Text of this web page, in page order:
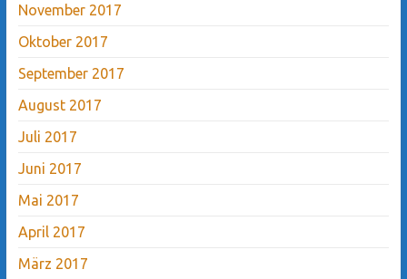
November 2017
Oktober 2017
September 2017
August 2017
Juli 2017
Juni 2017
Mai 2017
April 2017
März 2017